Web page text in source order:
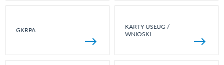
GKRPA
KARTY USŁUG /
WNIOSKI